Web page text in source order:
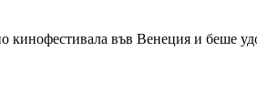
във Венеция и беше